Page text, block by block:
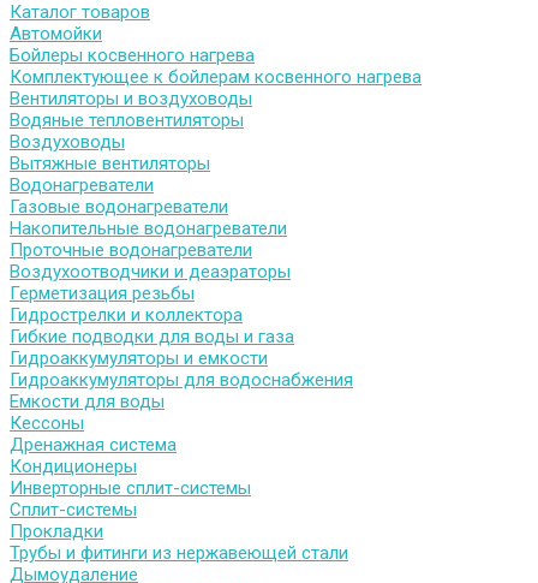
Каталог товаров
Автомойки
Бойлеры косвенного нагрева
Комплектующее к бойлерам косвенного нагрева
Вентиляторы и воздуховоды
Водяные тепловентиляторы
Воздуховоды
Вытяжные вентиляторы
Водонагреватели
Газовые водонагреватели
Накопительные водонагреватели
Проточные водонагреватели
Воздухоотводчики и деаэраторы
Герметизация резьбы
Гидрострелки и коллектора
Гибкие подводки для воды и газа
Гидроаккумуляторы и емкости
Гидроаккумуляторы для водоснабжения
Емкости для воды
Кессоны
Дренажная система
Кондиционеры
Инверторные сплит-системы
Сплит-системы
Прокладки
Трубы и фитинги из нержавеющей стали
Дымоудаление